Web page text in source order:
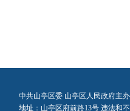
中共山亭区委 山亭区人民政府主
地址：山亭区府前路13号 违法和